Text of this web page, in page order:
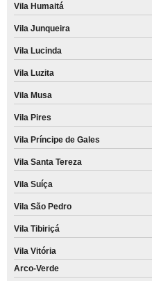
Vila Humaitá
Vila Junqueira
Vila Lucinda
Vila Luzita
Vila Musa
Vila Pires
Vila Príncipe de Gales
Vila Santa Tereza
Vila Suíça
Vila São Pedro
Vila Tibiriçá
Vila Vitória
Arco-Verde